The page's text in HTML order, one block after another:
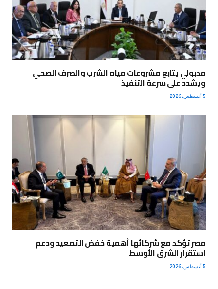
مدبولي يتابع مشروعات مياه الشرب والصرف الصحي
ويشدد على سرعة التنفيذ
5 أغسطس، 2026
مصر تؤكد مع شركائها أهمية خفض التصعيد ودعم
استقرار الشرق الأوسط
5 أغسطس، 2026